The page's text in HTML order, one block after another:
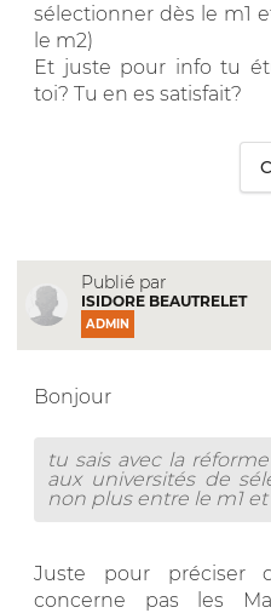
sélectionner dès le m1
le m2)
Et juste pour info tu
toi? Tu en es satisfait?
Publié par
ISIDORE BEAUTRELET
ADMIN
Bonjour
tu sais avec la
aux universités de
non plus entre le m1
Juste pour préciser
concerne pas les